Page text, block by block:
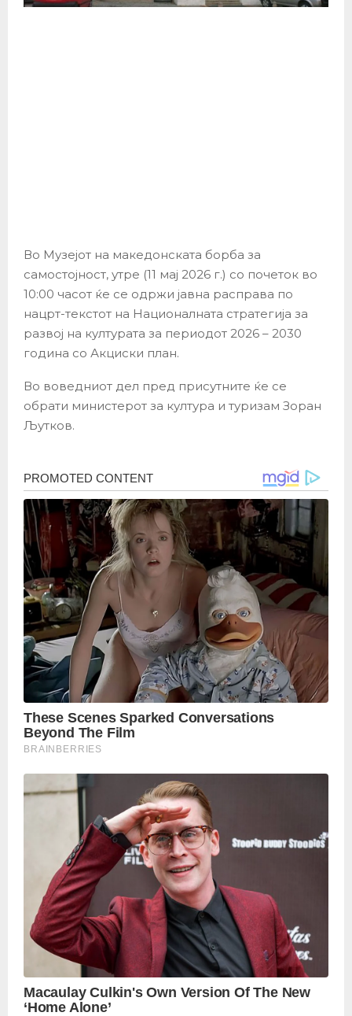
Во Музејот на македонската борба за
самостојност, утре (11 мај 2026 г.) со почеток во
10:00 часот ќе се одржи јавна расправа по
нацрт-текстот на Националната стратегија за
развој на културата за периодот 2026 – 2030
година со Акциски план.
Во воведниот дел пред присутните ќе се
обрати министерот за култура и туризам Зоран
Љутков.